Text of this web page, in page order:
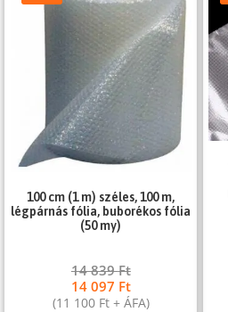
100 cm (1 m) széles, 100 m,
légpárnás fólia, buborékos fólia
(50 my)
14 839Ft
14 097 Ft
(11 100 Ft+ ÁFA)